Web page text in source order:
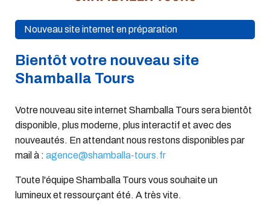
Nouveau site internet en préparation
Bientôt votre nouveau site
Shamballa Tours
Votre nouveau site internet Shamballa Tours sera bientôt
disponible, plus moderne, plus interactif et avec des
nouveautés. En attendant nous restons disponibles par
mail à : agence@shamballa-tours.fr
Toute l'équipe Shamballa Tours vous souhaite un
lumineux et ressourçant été. A très vite.